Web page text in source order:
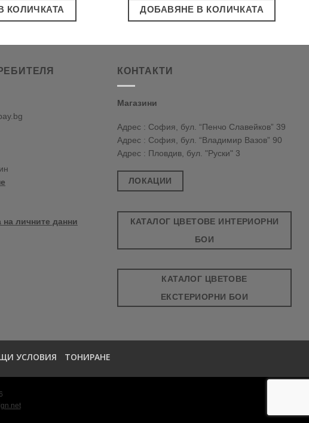
КОЛИЧКАТА ДОБАВЯНЕ В КОЛИЧКАТА
на личните данни
КОНТАКТИ
Магазини
Адрес : София, бул. “Пенчо Славейков” 39
Адрес : София, бул. “Владимир Вазов” 90
Адрес : Пловдив, бул. "Руски" 3
ЛОКАЦИИ
КАТАЛОГ ЦВЕТОВЕ ИНТЕРИОРНИ
БОИ
КАТАЛОГ ЦВЕТОВЕ
ЕКСТЕРИОРНИ БОИ
УСЛОВИЯ ТОНИРАНЕ